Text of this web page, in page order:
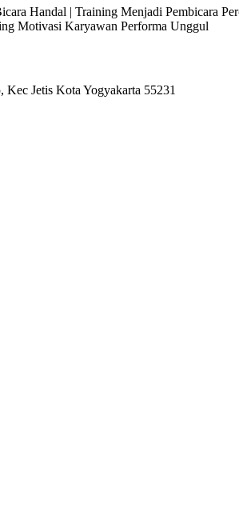
Handal | Training Menjadi Pembicara
Motivasi Karyawan Performa Unggul
Jetis Kota Yogyakarta 55231